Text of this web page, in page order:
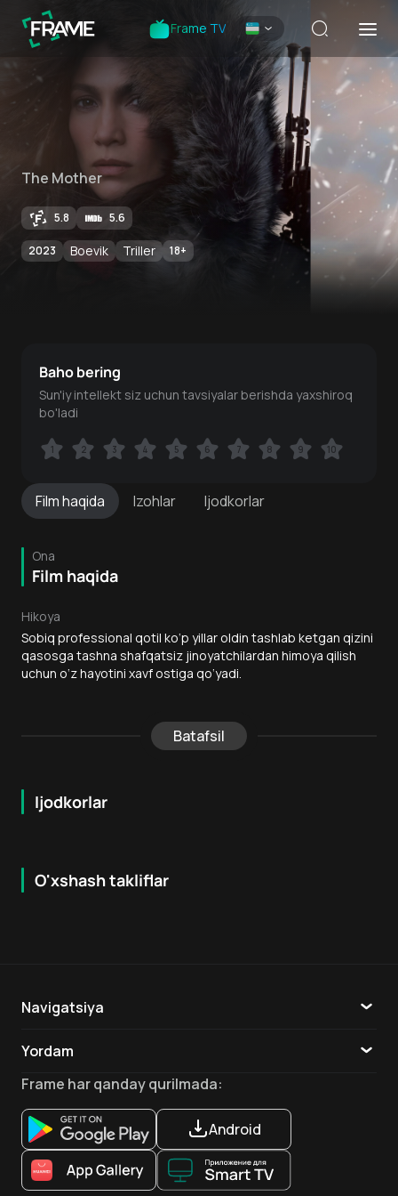
Frame TV
The Mother
5.8 5.6
2023 Boevik Triller 18+
Filmhaqida Izohlar Ijodkorlar
Ona
Film haqida
Hikoya
Sobiq professional qotil ko‘p yillar oldin tashlab ketgan qizini
qasosga tashna shafqatsiz jinoyatchilardan himoya qilish
uchun o‘z hayotini xavf ostiga qo‘yadi.
Batafsil
Ijodkorlar
Baho bering
Sun'iy intellekt siz uchun tavsiyalar berishda yaxshiroq
bo'ladi
1 2 3 4 5 6 7 8 9 10
1 2 3 4 5 6 7 8 9 10
O'xshash takliflar
18 + 6.1
Navigatsiya
Yordam
Aloqa
Ilovalar
Frame har qanday qurilmada:
Android